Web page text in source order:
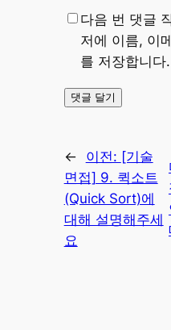
다음 번 댓글
저에 이름, 이
를 저장합니다.
← 이전: [기술
면접] 9. 퀵소트
(Quick Sort)에
대해 설명해주세
요